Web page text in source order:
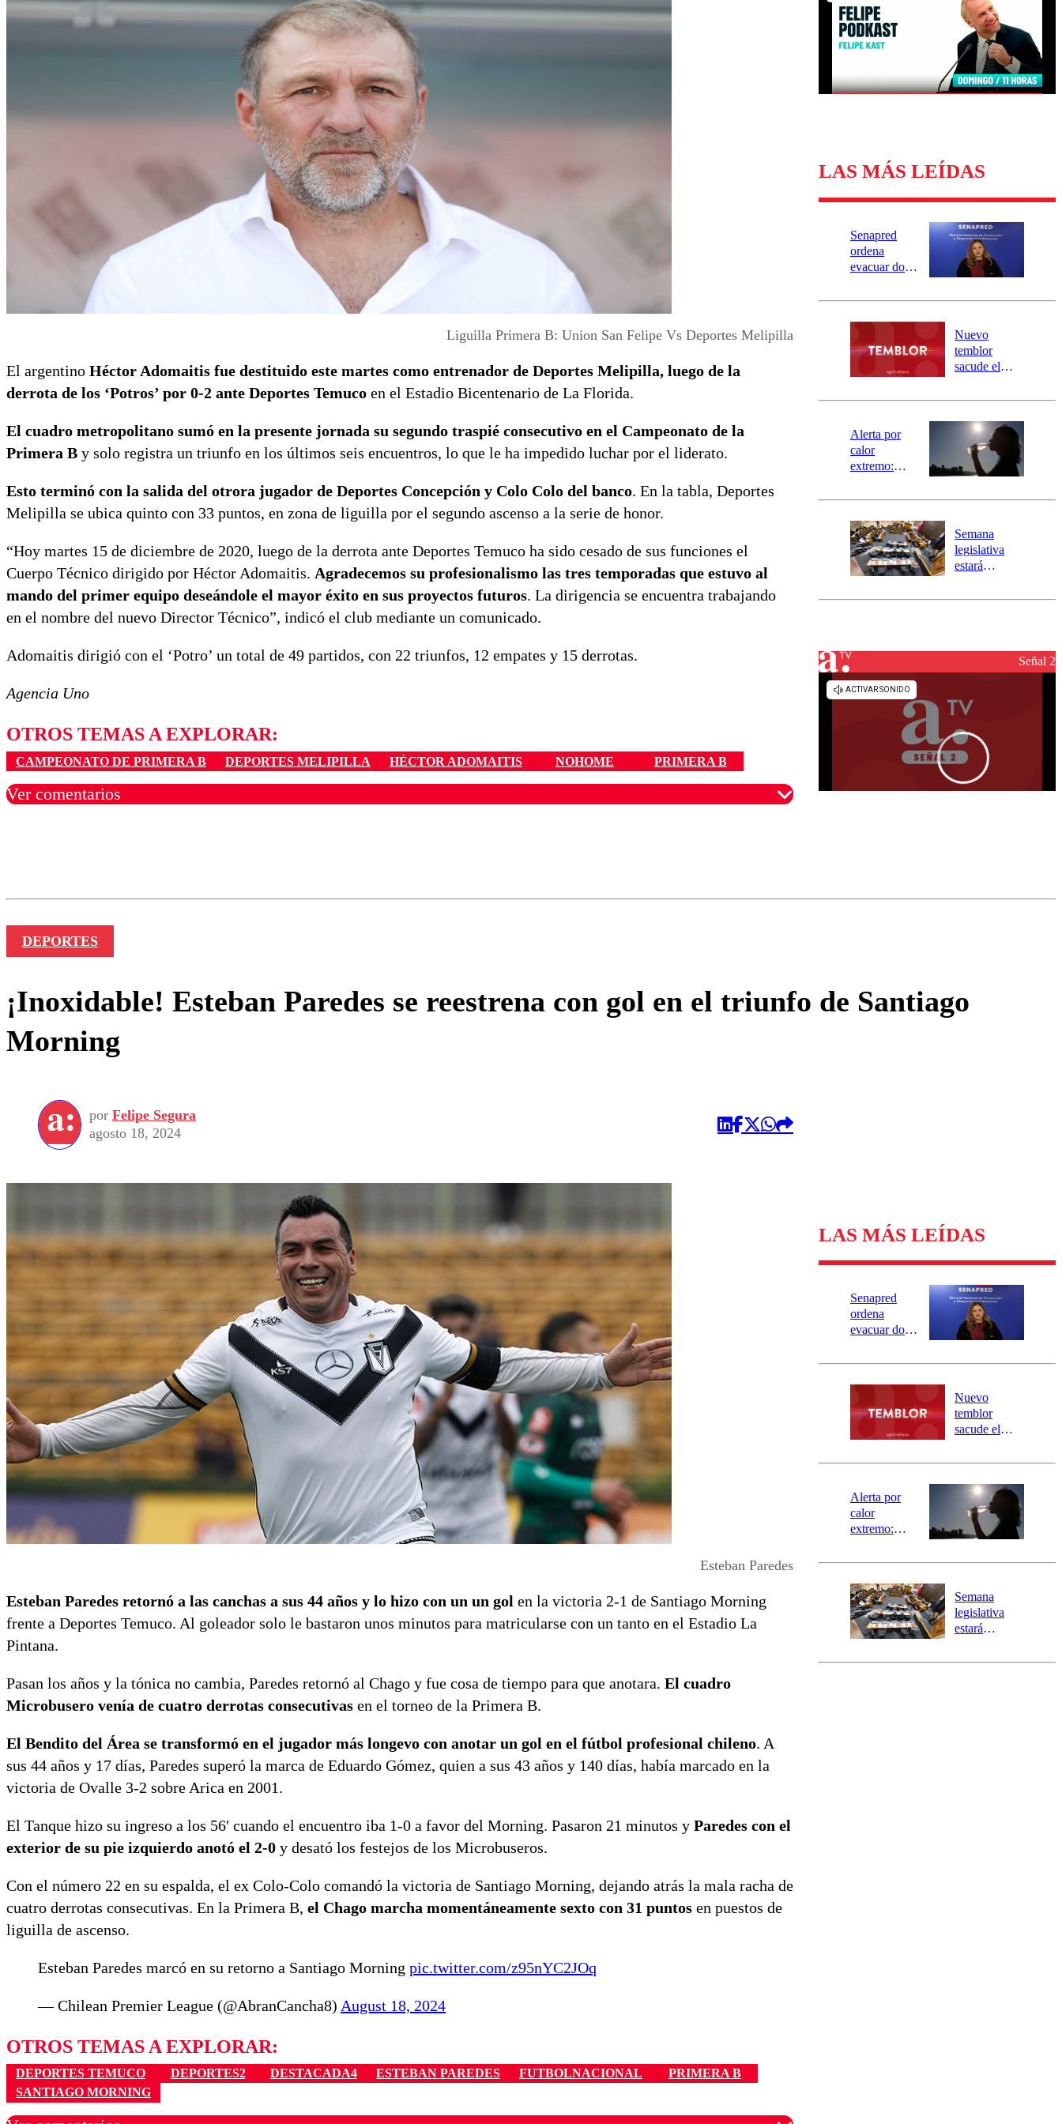
Universidad de Chile
Sustentabilidad
Liguilla Primera B: Union San Felipe Vs Deportes Melipilla
El argentino Héctor Adomaitis fue destituido este martes como entrenador de Deportes Melipilla, luego de la
derrota de los ‘Potros’ por 0-2 ante Deportes Temuco en el Estadio Bicentenario de La Florida.
El cuadro metropolitano sumó en la presente jornada su segundo traspié consecutivo en el Campeonato de la
Primera B y solo registra un triunfo en los últimos seis encuentros, lo que le ha impedido luchar por el liderato.
Esto terminó con la salida del otrora jugador de Deportes Concepción y Colo Colo del banco. En la tabla, Deportes
Melipilla se ubica quinto con 33 puntos, en zona de liguilla por el segundo ascenso a la serie de honor.
“Hoy martes 15 de diciembre de 2020, luego de la derrota ante Deportes Temuco ha sido cesado de sus funciones el
Cuerpo Técnico dirigido por Héctor Adomaitis. Agradecemos su profesionalismo las tres temporadas que estuvo al
mando del primer equipo deseándole el mayor éxito en sus proyectos futuros. La dirigencia se encuentra trabajando
en el nombre del nuevo Director Técnico”, indicó el club mediante un comunicado.
Adomaitis dirigió con el ‘Potro’ un total de 49 partidos, con 22 triunfos, 12 empates y 15 derrotas.
Agencia Uno
OTROS TEMAS A EXPLORAR:
CAMPEONATO DE PRIMERA B DEPORTES MELIPILLA HÉCTOR ADOMAITIS NOHOME PRIMERA B
Ver comentarios
LAS MÁS LEÍDAS
Senapred
ordena
evacuar dos
Carahue por
río Damas:
activa
mensajería
SAE
Nuevo
temblor
sacude el
revisa la
epicentro
Alerta por
calor
extremo:
activa Alerta
Preventiva en
tres comunas
Semana
legislativa
estará
el fin de la
reconstrucciónSeñal 2
DEPORTES
¡Inoxidable! Esteban Paredes se reestrena con gol en el triunfo de Santiago
Morning
por Felipe Segura
agosto 18, 2024
Esteban Paredes
Esteban Paredes retornó a las canchas a sus 44 años y lo hizo con un un gol en la victoria 2-1 de Santiago Morning
frente a Deportes Temuco. Al goleador solo le bastaron unos minutos para matricularse con un tanto en el Estadio La
Pintana.
Pasan los años y la tónica no cambia, Paredes retornó al Chago y fue cosa de tiempo para que anotara. El cuadro
Microbusero venía de cuatro derrotas consecutivas en el torneo de la Primera B.
El Bendito del Área se transformó en el jugador más longevo con anotar un gol en el fútbol profesional chileno. A
sus 44 años y 17 días, Paredes superó la marca de Eduardo Gómez, quien a sus 43 años y 140 días, había marcado en la
victoria de Ovalle 3-2 sobre Arica en 2001.
El Tanque hizo su ingreso a los 56′ cuando el encuentro iba 1-0 a favor del Morning. Pasaron 21 minutos y Paredes con el
exterior de su pie izquierdo anotó el 2-0 y desató los festejos de los Microbuseros.
Con el número 22 en su espalda, el ex Colo-Colo comandó la victoria de Santiago Morning, dejando atrás la mala racha de
cuatro derrotas consecutivas. En la Primera B, el Chago marcha momentáneamente sexto con 31 puntos en puestos de
liguilla de ascenso.
Esteban Paredes marcó en su retorno a Santiago Morning pic.twitter.com/z95nYC2JOq
— Chilean Premier League (@AbranCancha8) August 18, 2024
OTROS TEMAS A EXPLORAR:
DEPORTES TEMUCO DEPORTES2 DESTACADA4 ESTEBAN PAREDES FUTBOLNACIONAL
PRIMERA B
SANTIAGO MORNING
LAS MÁS LEÍDAS
Senapred
ordena
evacuar dos
Carahue por
río Damas:
activa
mensajería
SAE
Nuevo
temblor
sacude el
revisa la
epicentro
Alerta por
calor
extremo:
activa Alerta
Preventiva en
tres comunas
Semana
legislativa
estará
el fin de la